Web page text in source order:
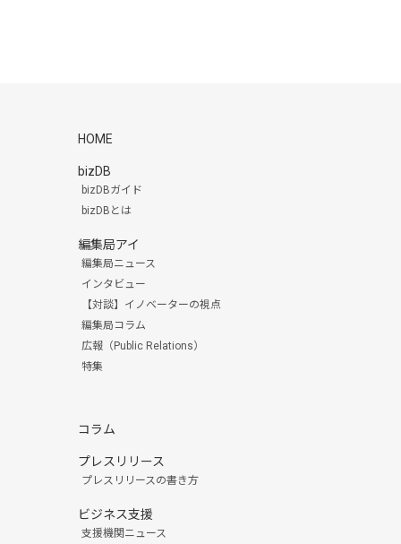
HOME
bizDB
bizDBガイド
bizDBとは
編集局アイ
編集局ニュース
インタビュー
【対談】イノベーターの視点
編集局コラム
広報（Public Relations）
特集
コラム
プレスリリース
プレスリリースの書き方
ビジネス支援
支援機関ニュース